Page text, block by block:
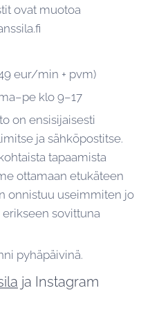
ovat muotoa
eur/min + pvm)
klo 9–17
on ensisijaisesti
ja sähköpostitse.
tapaamista
ottamaan etukäteen
onnistuu useimmiten jo
sovittuna
pyhäpäivinä.
ja Instagram